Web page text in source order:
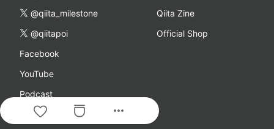
more_horiz
@qiita_milestone
@qiitapoi
Facebook
YouTube
Podcast
Qiita Zine
Official Shop
Company